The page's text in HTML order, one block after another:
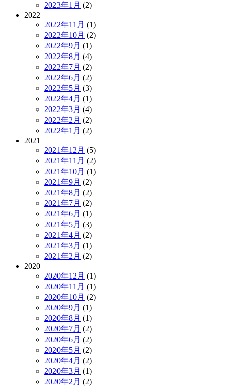
2023年1月 (2)
2022
2022年11月 (1)
2022年10月 (2)
2022年9月 (1)
2022年8月 (4)
2022年7月 (2)
2022年6月 (2)
2022年5月 (3)
2022年4月 (1)
2022年3月 (4)
2022年2月 (2)
2022年1月 (2)
2021
2021年12月 (5)
2021年11月 (2)
2021年10月 (1)
2021年9月 (2)
2021年8月 (2)
2021年7月 (2)
2021年6月 (1)
2021年5月 (3)
2021年4月 (2)
2021年3月 (1)
2021年2月 (2)
2020
2020年12月 (1)
2020年11月 (1)
2020年10月 (2)
2020年9月 (1)
2020年8月 (1)
2020年7月 (2)
2020年6月 (2)
2020年5月 (2)
2020年4月 (2)
2020年3月 (1)
2020年2月 (2)